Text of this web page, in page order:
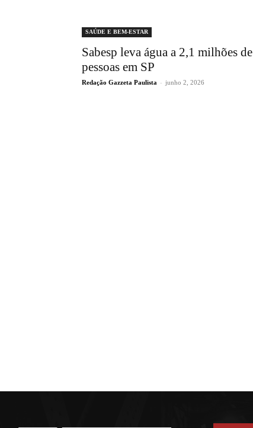
SAÚDE E BEM-ESTAR
Sabesp leva água a 2,1 milhões de
pessoas em SP
Redação Gazzeta Paulista - junho 2, 2026